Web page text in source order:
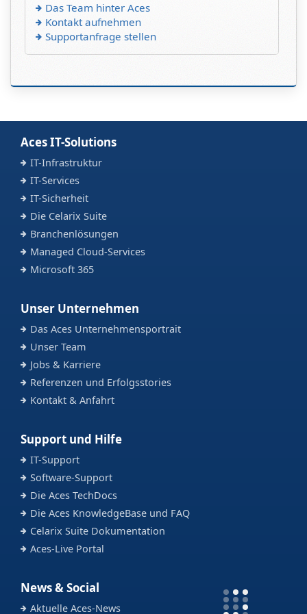
Das Team hinter Aces
Kontakt aufnehmen
Supportanfrage stellen
Aces IT-Solutions
IT-Infrastruktur
IT-Services
IT-Sicherheit
Die Celarix Suite
Branchenlösungen
Managed Cloud-Services
Microsoft 365
Unser Unternehmen
Das Aces Unternehmensportrait
Unser Team
Jobs & Karriere
Referenzen und Erfolgsstories
Kontakt & Anfahrt
Support und Hilfe
IT-Support
Software-Support
Die Aces TechDocs
Die Aces KnowledgeBase und FAQ
Celarix Suite Dokumentation
Aces-Live Portal
News & Social
Aktuelle Aces-News